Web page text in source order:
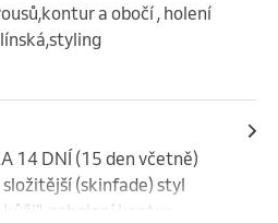
a obočí , holení
14 DNÍ (15 den včetně)
(skinfade) styl
zaholení kontur,